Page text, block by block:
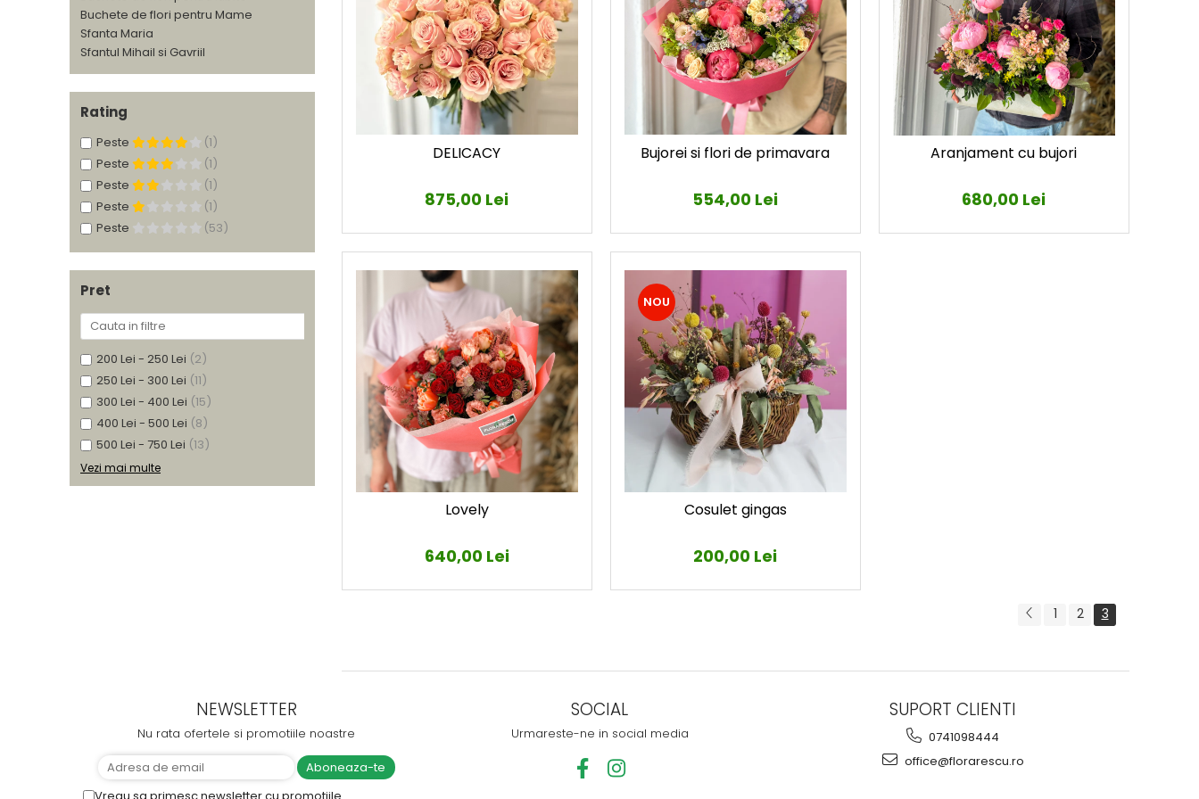
Buchete de flori pentru Mame
Sfanta Maria
Sfantul Mihail si Gavriil
Rating
Peste
(1)
Peste
(1)
Peste
(1)
Peste
(1)
Peste
(53)
Pret
200 Lei - 250 Lei (2)
250 Lei - 300 Lei (11)
300 Lei - 400 Lei (15)
400 Lei - 500 Lei (8)
500 Lei - 750 Lei (13)
Vezi mai multe
DELICACY
875,00 Lei
Bujorei si flori de primavara
554,00 Lei
Aranjament cu bujori
680,00 Lei
Lovely
640,00 Lei
NOU
Cosulet gingas
200,00 Lei
1 2 3
NEWSLETTER
Nu rata ofertele si promotiile noastre
SOCIAL
Urmareste-ne in social media
SUPORT CLIENTI
0741098444
office@florarescu.ro